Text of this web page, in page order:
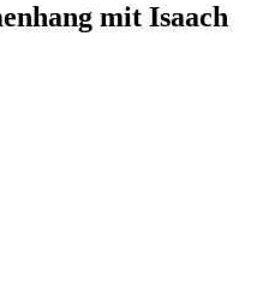
mit Isaach